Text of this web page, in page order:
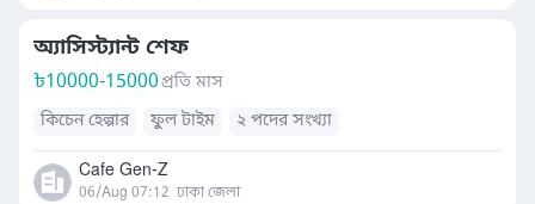
অ্যাসিস্ট্যান্ট শেফ
৳10000-15000প্রতি মাস
কিচেন হেল্পার
ফুল টাইম ২ পদের সংখ্যা
Cafe Gen-Z
06/Aug 07:12 ঢাকা জেলা